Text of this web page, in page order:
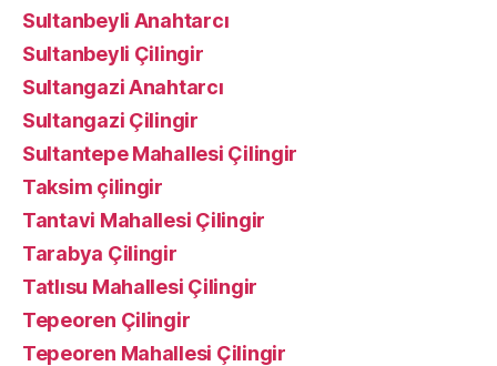
Sultanbeyli Anahtarcı
Sultanbeyli Çilingir
Sultangazi Anahtarcı
Sultangazi Çilingir
Sultantepe Mahallesi Çilingir
Taksim çilingir
Tantavi Mahallesi Çilingir
Tarabya Çilingir
Tatlısu Mahallesi Çilingir
Tepeoren Çilingir
Tepeoren Mahallesi Çilingir